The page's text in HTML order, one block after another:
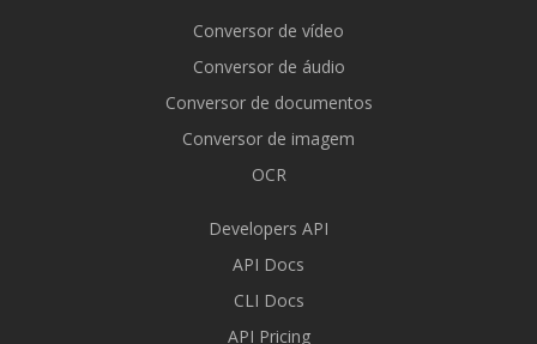
Conversor de vídeo
Conversor de áudio
Conversor de documentos
Conversor de imagem
OCR
Developers API
API Docs
CLI Docs
API Pricing